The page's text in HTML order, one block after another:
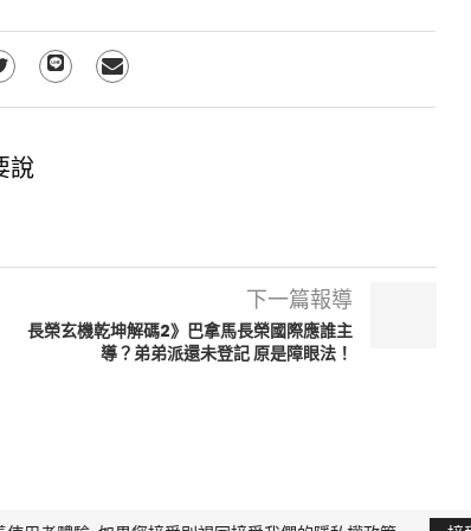
說
下一篇報導
長榮玄機乾坤解碼2》巴拿馬長榮國際應誰主
導？弟弟派還未登記 原是障眼法！
版權所有，非經授權，不得轉載 All Right Reserved.Yi Media Inc. 電話